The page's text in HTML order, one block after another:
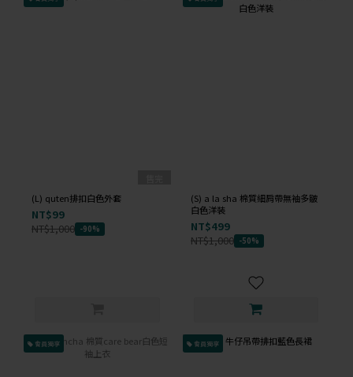
(L) quten排扣白色外套
NT$99
NT$1,000 -90%
(S) a la sha 棉質細肩帶無袖多皺
白色洋裝
NT$499
NT$1,000 -50%
會員獨享 會員獨享